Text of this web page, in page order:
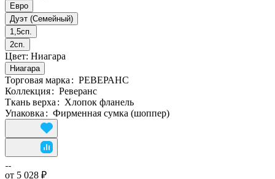
Евро
Дуэт (Семейный)
1,5сп.
2сп.
Цвет: Ниагара
Ниагара
Торговая марка : РЕВЕРАНС
Коллекция: Реверанс
Ткань верха : Хлопок фланель
Упаковка : Фирменная сумка (шоппер)
от 5 028 ₽